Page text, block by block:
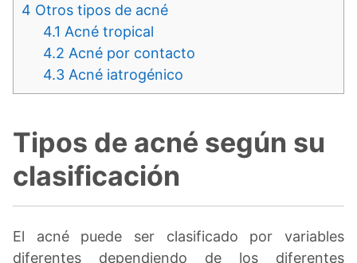
4 Otros tipos de acné
4.1 Acné tropical
4.2 Acné por contacto
4.3 Acné iatrogénico
Tipos de acné según su
clasificación
El acné puede ser clasificado por variables
diferentes dependiendo de los diferentes